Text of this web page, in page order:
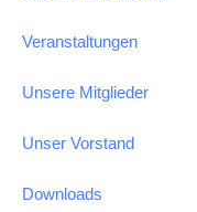
Veranstaltungen
Unsere Mitglieder
Unser Vorstand
Downloads